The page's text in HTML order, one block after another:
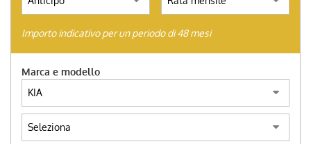
AUTO SU ORDINAZIONE
ACQUISTIAMO USATO
TROVA LA TUA AUTO
Importo indicativo per un periodo di 48 mesi
Marca e modello